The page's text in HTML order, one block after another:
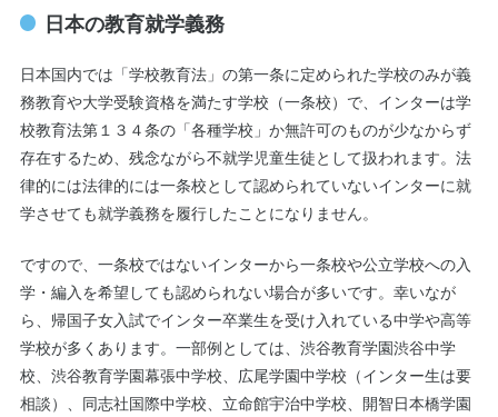
日本の教育就学義務
日本国内では「学校教育法」の第一条に定められた学校のみが義
務教育や大学受験資格を満たす学校（一条校）で、インターは学
校教育法第１３４条の「各種学校」か無許可のものが少なからず
存在するため、残念ながら不就学児童生徒として扱われます。法
律的には法律的には一条校として認められていないインターに就
学させても就学義務を履行したことになりません。
ですので、一条校ではないインターから一条校や公立学校への入
学・編入を希望しても認められない場合が多いです。幸いなが
ら、帰国子女入試でインター卒業生を受け入れている中学や高等
学校が多くあります。一部例としては、渋谷教育学園渋谷中学
校、渋谷教育学園幕張中学校、広尾学園中学校（インター生は要
相談）、同志社国際中学校、立命館宇治中学校、開智日本橋学園